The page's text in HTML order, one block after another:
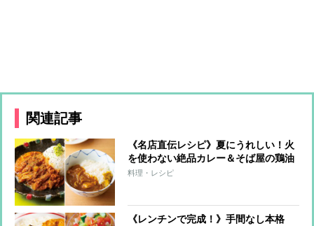
関連記事
《名店直伝レシピ》夏にうれしい！火
を使わない絶品カレー＆そば屋の鶏油
和風カレー
料理・レシピ
《レンチンで完成！》手間なし本格